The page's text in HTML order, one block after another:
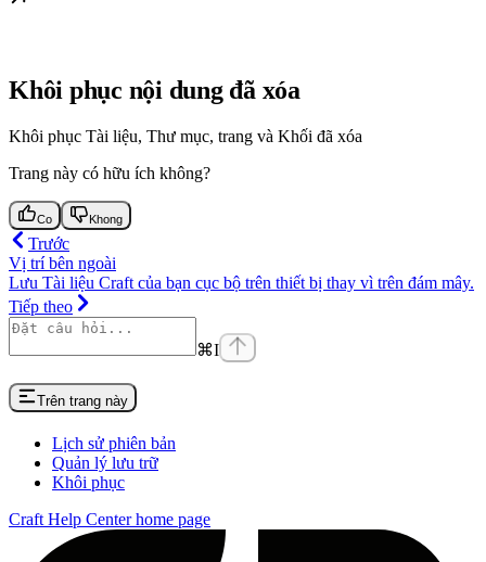
Khôi phục nội dung đã xóa
Khôi phục Tài liệu, Thư mục, trang và Khối đã xóa
Trang này có hữu ích không?
Co Khong
Trước
Vị trí bên ngoài
Lưu Tài liệu Craft của bạn cục bộ trên thiết bị thay vì trên đám mây.
Tiếp theo
⌘I
Trên trang này
Lịch sử phiên bản
Quản lý lưu trữ
Khôi phục
Craft Help Centerhome page